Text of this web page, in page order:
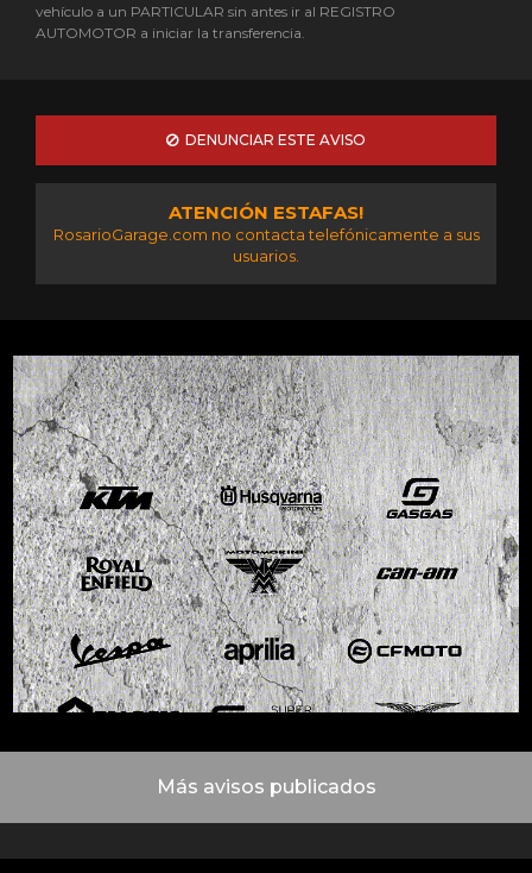
vehículo a un PARTICULAR sin antes ir al REGISTRO
AUTOMOTOR a iniciar la transferencia.
DENUNCIAR ESTE AVISO
ATENCIÓN ESTAFAS!
RosarioGarage.com no contacta telefónicamente a sus
usuarios.
Más avisos publicados